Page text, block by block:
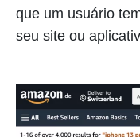
que um usuário
seu site ou